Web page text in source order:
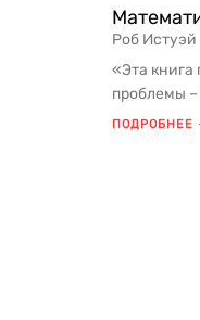
Роб Истуэй
«Эта книга
проблемы
ребенка к
ПОДРОБНЕЕ